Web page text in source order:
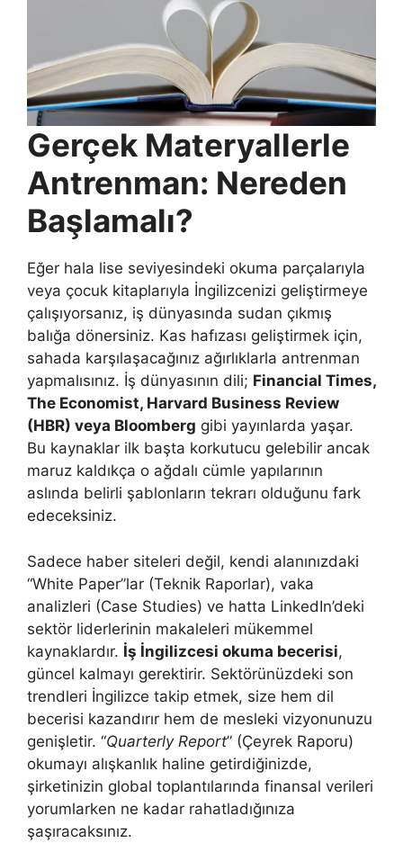
Gerçek Materyallerle
Antrenman: Nereden
Başlamalı?
Eğer hala lise seviyesindeki okuma parçalarıyla
veya çocuk kitaplarıyla İngilizcenizi geliştirmeye
çalışıyorsanız, iş dünyasında sudan çıkmış
balığa dönersiniz. Kas hafızası geliştirmek için,
sahada karşılaşacağınız ağırlıklarla antrenman
yapmalısınız. İş dünyasının dili; Financial Times,
The Economist, Harvard Business Review
(HBR) veya Bloomberg gibi yayınlarda yaşar.
Bu kaynaklar ilk başta korkutucu gelebilir ancak
maruz kaldıkça o ağdalı cümle yapılarının
aslında belirli şablonların tekrarı olduğunu fark
edeceksiniz.
Sadece haber siteleri değil, kendi alanınızdaki
“White Paper”lar (Teknik Raporlar), vaka
analizleri (Case Studies) ve hatta LinkedIn’deki
sektör liderlerinin makaleleri mükemmel
kaynaklardır. İş İngilizcesi okuma becerisi,
güncel kalmayı gerektirir. Sektörünüzdeki son
trendleri İngilizce takip etmek, size hem dil
becerisi kazandırır hem de mesleki vizyonunuzu
genişletir. “Quarterly Report” (Çeyrek Raporu)
okumayı alışkanlık haline getirdiğinizde,
şirketinizin global toplantılarında finansal verileri
yorumlarken ne kadar rahatladığınıza
şaşıracaksınız.